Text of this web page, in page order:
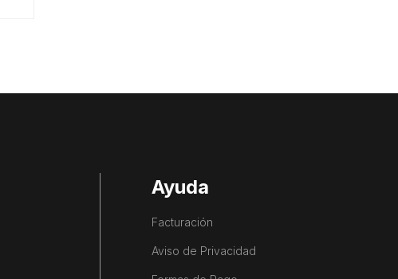
Ayuda
Facturación
Aviso de Privacidad